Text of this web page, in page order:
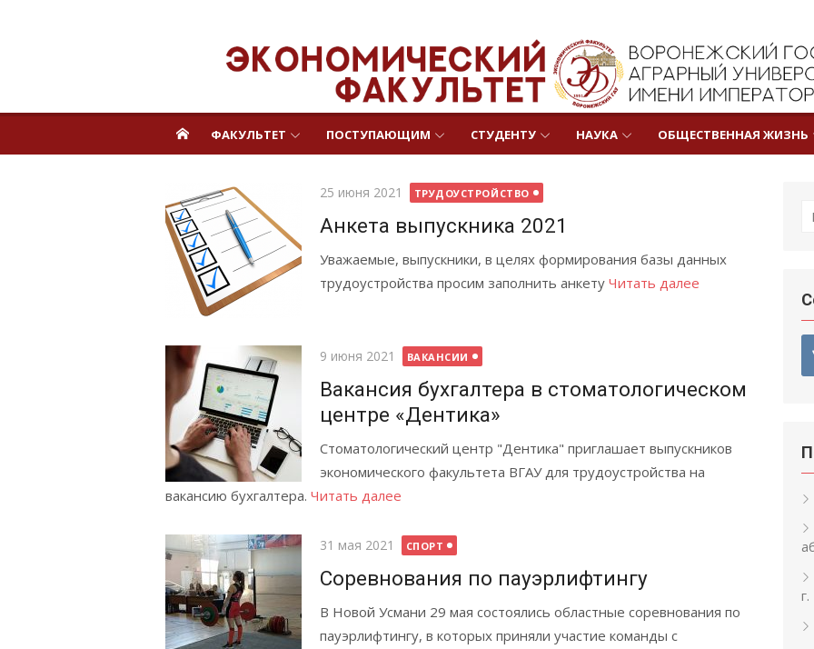
факультет ВГАУ
ФАКУЛЬТЕТ ПОСТУПАЮЩИМ СТУДЕНТУ НАУКА ОБЩЕСТВЕННАЯ ЖИЗНЬ
Posted
25 июня 2021 ТРУДОУСТРОЙСТВО
Анкета выпускника 2021
Уважаемые, выпускники, в целях формирования базы данных
трудоустройства просим заполнить анкету Читать далее
Posted
9 июня 2021 ВАКАНСИИ
Вакансия бухгалтера в стоматологическом
центре «Дентика»
Стоматологический центр "Дентика" приглашает выпускников
экономического факультета ВГАУ для трудоустройства на
вакансию бухгалтера. Читать далее
Posted
31 мая 2021 СПОРТ
Соревнования по пауэрлифтингу
В Новой Усмани 29 мая состоялись областные соревнования по
пауэрлифтингу, в которых приняли участие команды с